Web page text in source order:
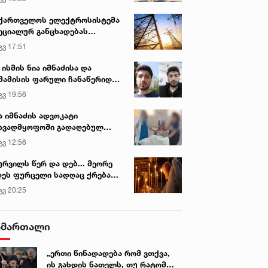
ელექტროსისტემა
განცხადებას
17:51
ნია იმნაძისა და
ფარული ჩანაწერიდან
ავალიანის მკვლელობის
19:56
იმნაძის ადვოკატი
გადაღებულ
ავრცელებს
12:56
წერ და დებ... მეორე
ფურცელი სადღაც ქრება
სურვილი სრულდება...“ -
ტაძარი შიდა
20:25
„ერთი წინადადება რომ ვთქვა,
ის გახდის ნათელს, თუ რატომ